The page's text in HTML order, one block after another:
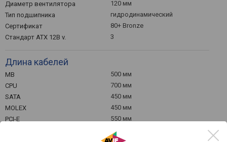
Диаметр вентилятора
120 мм
Тип подшипника
гидродинамический
Сертификат
80+ Bronze
Стандарт ATX 12В v.
3
Длина кабелей
MB
500 мм
CPU
700 мм
SATA
450 мм
MOLEX
450 мм
PCI-E
550 мм